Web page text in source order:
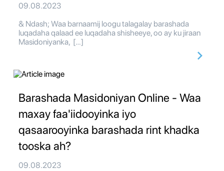
09.08.2023
& Ndash; Waa barnaamij loogu talagalay barashada
luqadaha qalaad ee luqadaha shisheeye, oo ay ku jiraan
Masidoniyanka, […]
Barashada Masidoniyan Online - Waa
maxay faa'iidooyinka iyo
qasaarooyinka barashada rint khadka
tooska ah?
09.08.2023